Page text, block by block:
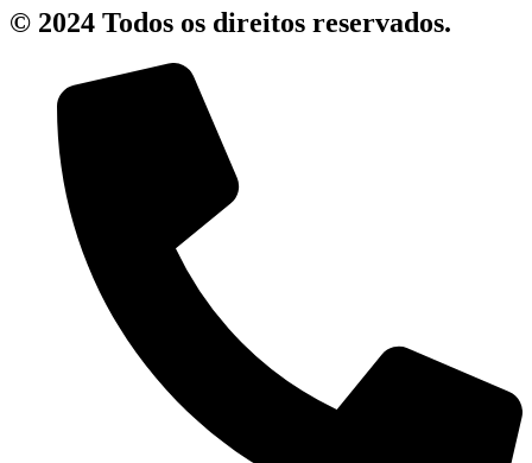
© 2024 Todos os direitos reservados.